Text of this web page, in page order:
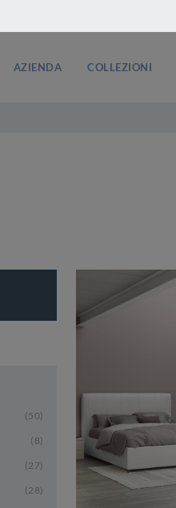
AZIENDA COLLEZIONI
50
8
27
28